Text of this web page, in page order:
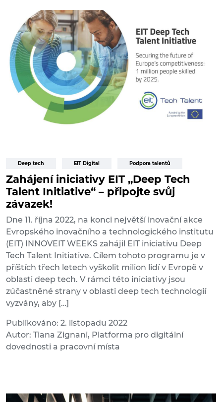
Deep tech EIT Digital Podpora talentů
Zahájení iniciativy EIT „Deep Tech
Talent Initiative“ – připojte svůj
závazek!
Dne 11. října 2022, na konci největší inovační akce
Evropského inovačního a technologického institutu
(EIT) INNOVEIT WEEKS zahájil EIT iniciativu Deep
Tech Talent Initiative. Cílem tohoto programu je v
příštích třech letech vyškolit milion lidí v Evropě v
oblasti deep tech. V rámci této iniciativy jsou
zúčastněné strany v oblasti deep tech technologií
vyzvány, aby […]
Publikováno: 2. listopadu 2022
Autor: Tiana Zignani, Platforma pro digitální
dovednosti a pracovní místa